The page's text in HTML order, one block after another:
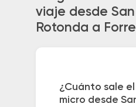
viaje desde
Rotonda a
¿Cuánto sale
micro desde